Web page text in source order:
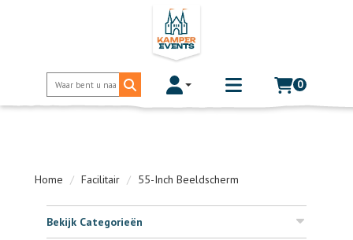
Toggle account dropdown
Toggle
mobile
0
Home Facilitair 55-Inch Beeldscherm
Bekijk Categorieën